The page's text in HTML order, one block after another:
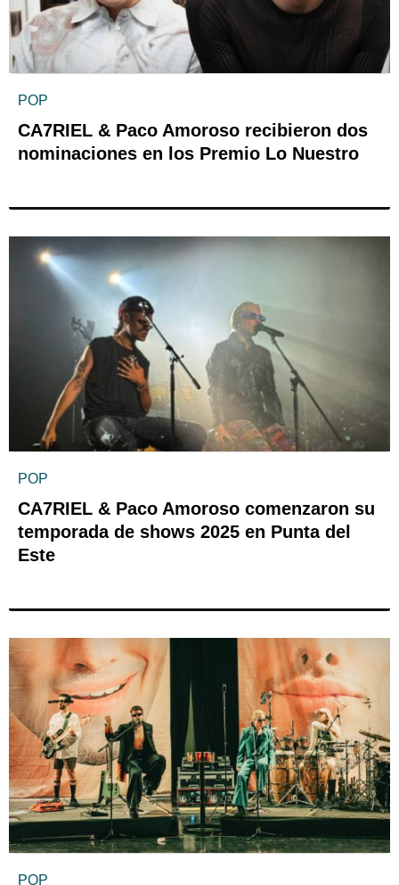
POP
CA7RIEL & Paco Amoroso recibieron dos
nominaciones en los Premio Lo Nuestro
POP
CA7RIEL & Paco Amoroso comenzaron su
temporada de shows 2025 en Punta del
Este
POP